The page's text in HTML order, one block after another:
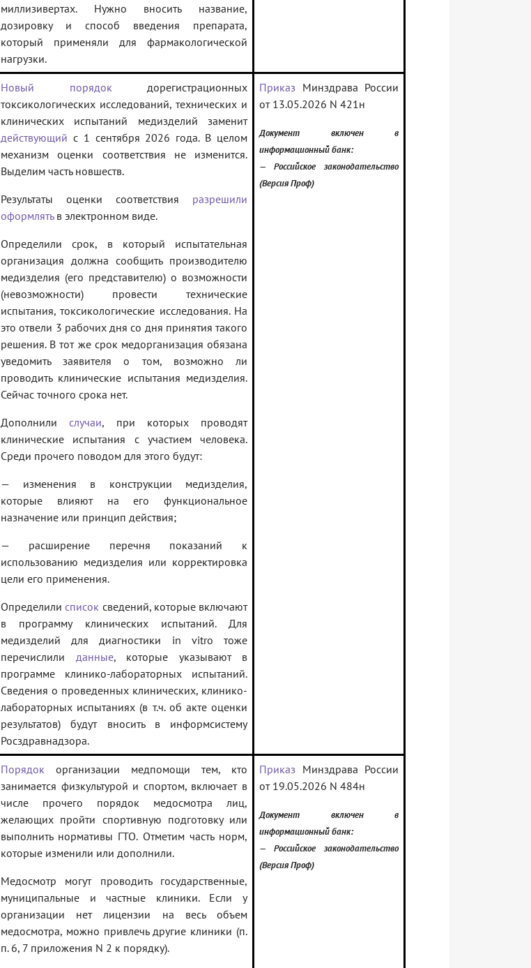
миллизивертах. Нужно вносить название,
дозировку и способ введения препарата,
который применяли для фармакологической
нагрузки.
Новый порядокдорегистрационных
токсикологических исследований, технических и
клинических испытаний медизделий заменит
действующий с 1 сентября 2026 года. В целом
механизм оценки соответствия не изменится.
Выделим часть новшеств.
Результаты оценки соответствия разрешили
оформлятьв электронном виде.
Определили срок, в который испытательная
организация должна сообщить производителю
медизделия (его представителю) о возможности
(невозможности) провести технические
испытания, токсикологические исследования. На
это отвели 3 рабочих дня со дня принятия такого
решения. В тот же срок медорганизация обязана
уведомить заявителя о том, возможно ли
проводить клинические испытания медизделия.
Сейчас точного срока нет.
Дополнилислучаи, при которых проводят
клинические испытания с участием человека.
Среди прочего поводом для этого будут:
— изменения в конструкции медизделия,
которые влияют на его функциональное
назначение или принцип действия;
— расширение перечня показаний к
использованию медизделия или корректировка
цели его применения.
Определилисписок сведений, которые включают
в программу клинических испытаний. Для
медизделий для диагностики in vitro тоже
перечислили данные, которые указывают в
программе клинико-лабораторных испытаний.
Сведения о проведенных клинических, клинико-
лабораторных испытаниях (в т.ч. об акте оценки
результатов) будут вносить в информсистему
Росздравнадзора.
Приказ Минздрава России
от 13.05.2026 N 421н
Документ включен в
информационный банк:
— Российское законодательство
(Версия Проф)
Порядок организации медпомощи тем, кто
занимается физкультурой и спортом, включает в
числе прочего порядок медосмотра лиц,
желающих пройти спортивную подготовку или
выполнить нормативы ГТО. Отметим часть норм,
которые изменили или дополнили.
Медосмотр могут проводить государственные,
муниципальные и частные клиники. Если у
организации нет лицензии на весь объем
медосмотра, можно привлечь другие клиники (п.
п. 6, 7 приложения N 2 к порядку).
Приказ Минздрава России
от 19.05.2026 N 484н
Документ включен в
информационный банк:
— Российское законодательство
(Версия Проф)